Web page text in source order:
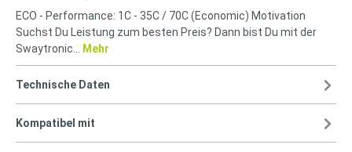
ECO - Performance: 1C - 35C / 70C (Economic) Motivation
Suchst Du Leistung zum besten Preis? Dann bist Du mit der
Swaytronic…
Mehr
Technische Daten
Kompatibel mit